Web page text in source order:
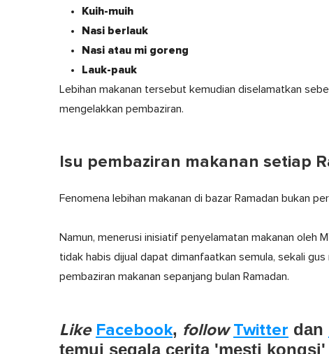
Kuih-muih
Nasi berlauk
Nasi atau mi goreng
Lauk-pauk
Lebihan makanan tersebut kemudian diselamatkan
mengelakkan pembaziran.
Isu pembaziran makanan setiap
Fenomena lebihan makanan di bazar Ramadan bukan
Namun, menerusi inisiatif penyelamatan makanan oleh
tidak habis dijual dapat dimanfaatkan semula, sekali
pembaziran makanan sepanjang bulan Ramadan.
Like Facebook, follow Twitter dan
temui segala cerita 'mesti kongsi'